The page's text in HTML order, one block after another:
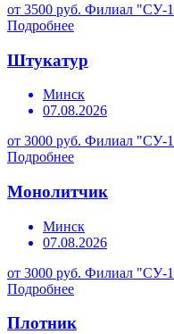
от 3500 руб. Филиал "СУ-
Подробнее
Штукатур
Минск
07.08.2026
от 3000 руб. Филиал "СУ-
Подробнее
Монолитчик
Минск
07.08.2026
от 3000 руб. Филиал "СУ-
Подробнее
Плотник